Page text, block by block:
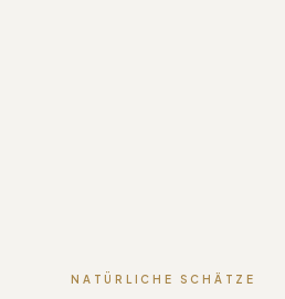
NATÜRLICHE SCHÄTZE